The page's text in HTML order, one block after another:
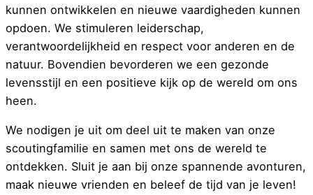
kunnen ontwikkelen en nieuwe vaardigheden kunnen
opdoen. We stimuleren leiderschap,
verantwoordelijkheid en respect voor anderen en de
natuur. Bovendien bevorderen we een gezonde
levensstijl en een positieve kijk op de wereld om ons
heen.
We nodigen je uit om deel uit te maken van onze
scoutingfamilie en samen met ons de wereld te
ontdekken. Sluit je aan bij onze spannende avonturen,
maak nieuwe vrienden en beleef de tijd van je leven!